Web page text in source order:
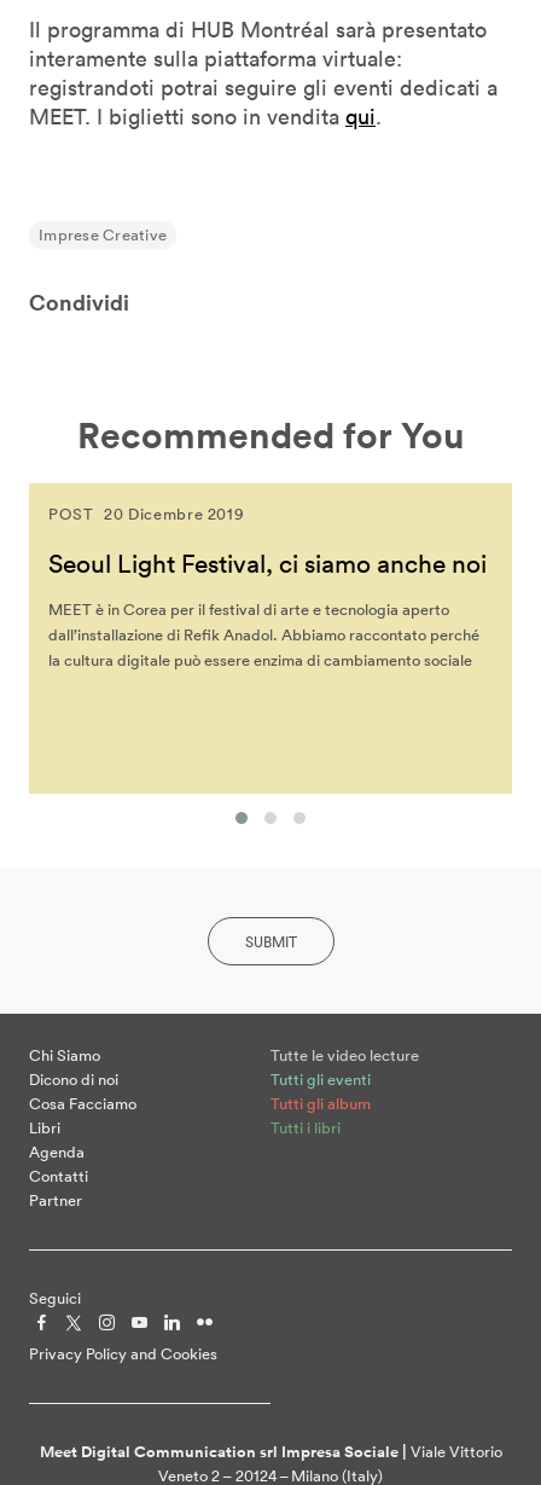
Il programma di HUB Montréal sarà presentato
interamente sulla piattaforma virtuale:
registrandoti potrai seguire gli eventi dedicati a
MEET. I biglietti sono in vendita qui.
Imprese Creative
Condividi
Recommended for You
POST 20 Dicembre 2019
Seoul Light Festival, ci siamo anche noi
MEET è in Corea per il festival di arte e tecnologia aperto
dall’installazione di Refik Anadol. Abbiamo raccontato perché
la cultura digitale può essere enzima di cambiamento sociale
SUBMIT
Chi Siamo
Dicono di noi
Cosa Facciamo
Libri
Agenda
Contatti
Partner
Tutte le video lecture
Tutti gli eventi
Tutti gli album
Tutti i libri
Seguici
Privacy Policy and Cookies
Meet Digital Communication srl Impresa Sociale | Viale Vittorio
Veneto 2 – 20124 – Milano (Italy)